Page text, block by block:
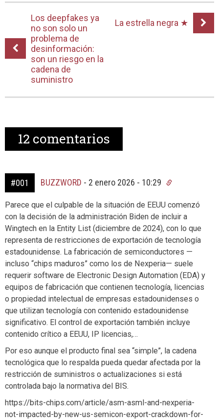
Los deepfakes ya
no son solo un
problema de
desinformación:
son un riesgo en la
cadena de
suministro
La estrella negra ★
12 comentarios
#001 BUZZWORD - 2 enero 2026 - 10:29
Parece que el culpable de la situación de EEUU comenzó
con la decisión de la administración Biden de incluir a
Wingtech en la Entity List (diciembre de 2024), con lo que
representa de restricciones de exportación de tecnología
estadounidense. La fabricación de semiconductores —
incluso “chips maduros” como los de Nexperia— suele
requerir software de Electronic Design Automation (EDA) y
equipos de fabricación que contienen tecnología, licencias
o propiedad intelectual de empresas estadounidenses o
que utilizan tecnología con contenido estadounidense
significativo. El control de exportación también incluye
contenido crítico a EEUU, IP licencias,…
Por eso aunque el producto final sea “simple”, la cadena
tecnológica que lo respalda pueda quedar afectada por la
restricción de suministros o actualizaciones si está
controlada bajo la normativa del BIS.
https://bits-chips.com/article/asm-asml-and-nexperia-
not-impacted-by-new-us-semicon-export-crackdown-for-